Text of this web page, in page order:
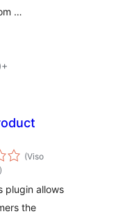
…
(Viso
plugin allows
the